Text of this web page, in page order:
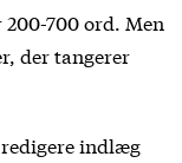
700 ord. Men
der tangerer
indlæg